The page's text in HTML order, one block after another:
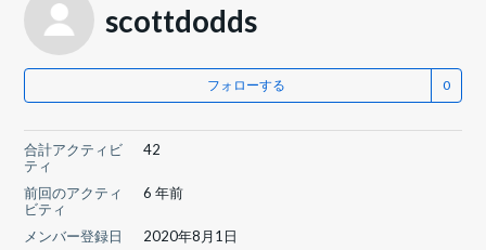
scottdodds
フォローする
合計アクティビ
ティ
42
前回のアクティ
ビティ
6 年前
メンバー登録日
2020年8月1日